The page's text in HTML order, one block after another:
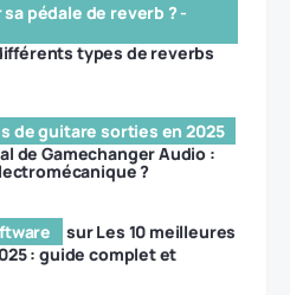
pédale de reverb ? -
types de reverbs
de guitare sorties en 2025
de Gamechanger Audio :
?
surLes 10 meilleures
: guide complet et